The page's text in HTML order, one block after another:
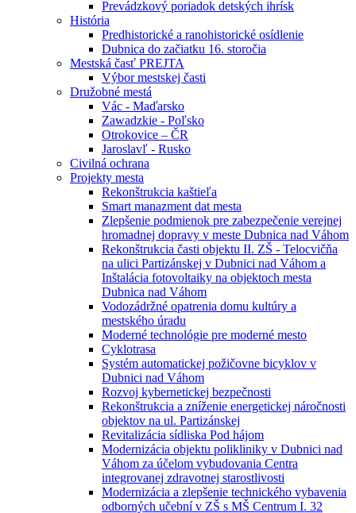
Prevádzkový poriadok detských ihrísk
História
Predhistorické a ranohistorické osídlenie
Dubnica do začiatku 16. storočia
Mestská časť PREJTA
Výbor mestskej časti
Družobné mestá
Vác - Maďarsko
Zawadzkie - Poľsko
Otrokovice – ČR
Jaroslavľ - Rusko
Civilná ochrana
Projekty mesta
Rekonštrukcia kaštieľa
Smart manazment dat mesta
Zlepšenie podmienok pre zabezpečenie verejnej
hromadnej dopravy v meste Dubnica nad Váhom
Rekonštrukcia časti objektu II. ZŠ - Telocvičňa
na ulici Partizánskej v Dubnici nad Váhom a
Inštalácia fotovoltaiky na objektoch mesta
Dubnica nad Váhom
Vodozádržné opatrenia domu kultúry a
mestského úradu
Moderné technológie pre moderné mesto
Cyklotrasa
Systém automatickej požičovne bicyklov v
Dubnici nad Váhom
Rozvoj kybernetickej bezpečnosti
Rekonštrukcia a zníženie energetickej náročnosti
objektov na ul. Partizánskej
Revitalizácia sídliska Pod hájom
Modernizácia objektu polikliniky v Dubnici nad
Váhom za účelom vybudovania Centra
integrovanej zdravotnej starostlivosti
Modernizácia a zlepšenie technického vybavenia
odborných učební v ZŠ s MŠ Centrum I. 32